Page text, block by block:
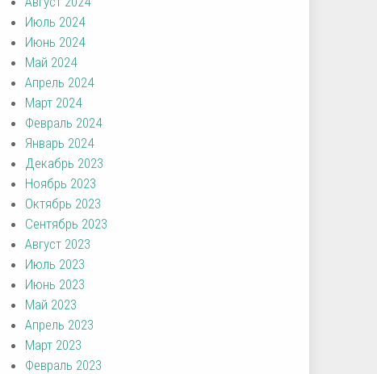
Июль 2024
Июнь 2024
Май 2024
Апрель 2024
Март 2024
Февраль 2024
Январь 2024
Декабрь 2023
Ноябрь 2023
Октябрь 2023
Сентябрь 2023
Август 2023
Июль 2023
Июнь 2023
Май 2023
Апрель 2023
Март 2023
Февраль 2023